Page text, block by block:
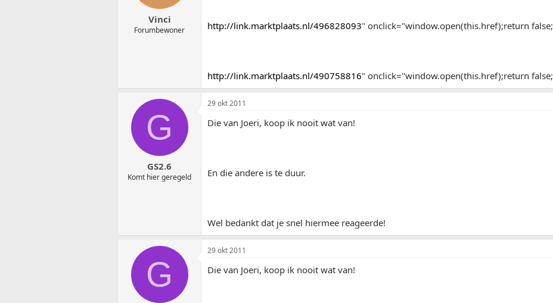
Vinci
Forumbewoner http://link.marktplaats.nl/496828093" onclick="window.open(this.href);return false;
http://link.marktplaats.nl/490758816" onclick="window.open(this.href);return false;
G
GS2.6
Komt hier geregeld
29 okt 2011
Die van Joeri, koop ik nooit wat van!
En die andere is te duur.
Wel bedankt dat je snel hiermee reageerde!
G
29 okt 2011
Die van Joeri, koop ik nooit wat van!